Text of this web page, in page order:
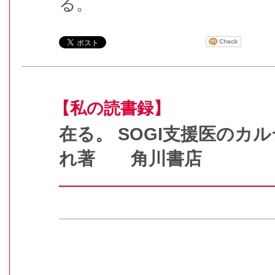
る。
【私の読書録】
在る。 SOGI支援医の
れ著 角川書店